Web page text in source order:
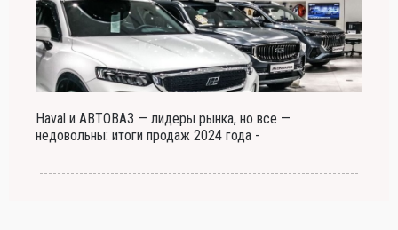
Haval и АВТОВАЗ — лидеры рынка, но все —
недовольны: итоги продаж 2024 года -